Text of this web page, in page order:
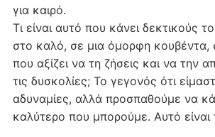
για καιρό.
Τι είναι αυτό που κάνει δεκτικούς
στο καλό, σε μια όμορφη κουβέντα,
που αξίζει να τη ζήσεις και να την
τις δυσκολίες; Το γεγονός ότι
αδυναμίες, αλλά προσπαθούμε να
καλύτερο που μπορούμε. Αυτό είναι